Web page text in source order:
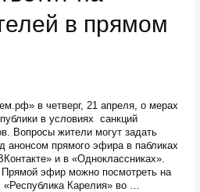
в прямом
в четверг, 21 апреля, о мерах
в условиях санкций
Вопросы жители могут задать
анонсом прямого эфира в пабликах
и в «Одноклассниках».
эфир можно посмотреть на
Карелия» во …